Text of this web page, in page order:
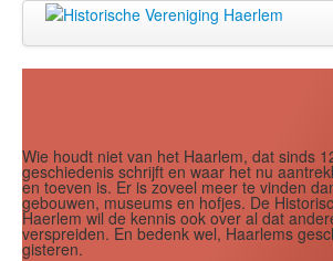
Zien
Lezen
Over ons
Wie houdt niet van het Haarlem, dat sinds
geschiedenis schrijft en waar het nu
en toeven is. Er is zoveel meer te vinden
gebouwen, museums en hofjes. De
Haerlem wil de kennis ook over al dat
verspreiden. En bedenk wel, Haarlems
gisteren.
Jaar Maand